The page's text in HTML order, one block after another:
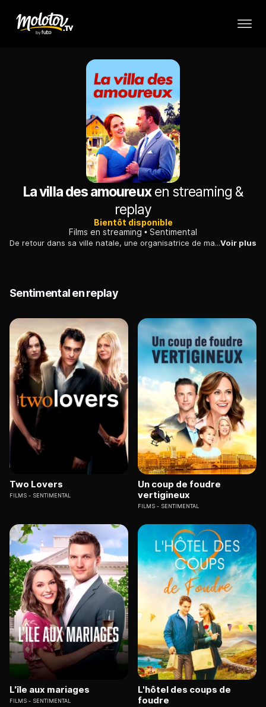
La villa des amoureuxen streaming &
replay
Bientôt disponible
Films en streaming
Sentimental
De retour dans sa ville natale, une organisatrice de mariages envisage d'acheter la ferme de son amour de jeunesse pour la rénover et y développer son activité.Voir plus
Sentimental en replay
Two Lovers
FILMS SENTIMENTAL
Un coup de foudre
vertigineux
FILMS SENTIMENTAL
L'île aux mariages
FILMS SENTIMENTAL
L'hôtel des coups de
foudre